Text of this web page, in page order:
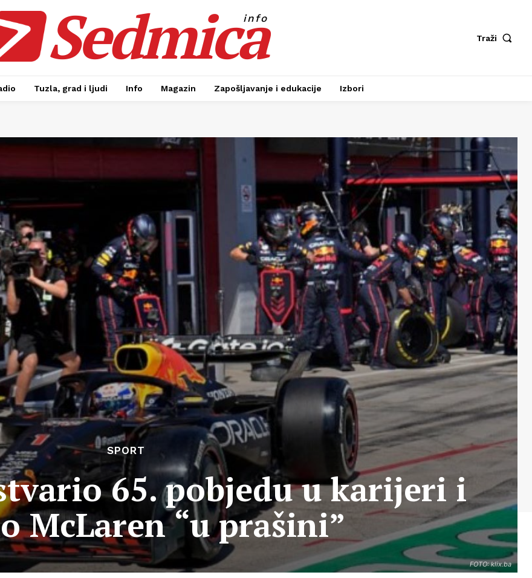
Sedmica
info
Traži
Tuzla, grad i ljudi Info Magazin Zapošljavanje i edukacije Izbori
FOTO: klix.ba
SPORT
65. pobjedu u karijeri i
McLaren “u prašini”